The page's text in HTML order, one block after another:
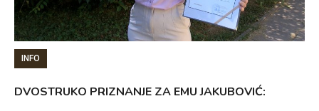
INFO
DVOSTRUKO PRIZNANJE ZA EMU JAKUBOVIĆ: